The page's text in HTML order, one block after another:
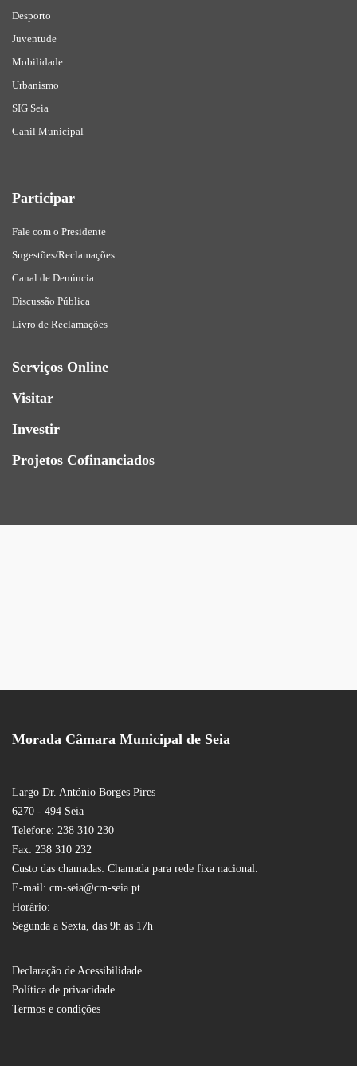
Desporto
Juventude
Mobilidade
Urbanismo
SIG Seia
Canil Municipal
Participar
Fale com o Presidente
Sugestões/Reclamações
Canal de Denúncia
Discussão Pública
Livro de Reclamações
Serviços Online
Visitar
Investir
Projetos Cofinanciados
Morada Câmara Municipal de Seia
Largo Dr. António Borges Pires
6270 - 494 Seia
Telefone: 238 310 230
Fax: 238 310 232
Custo das chamadas: Chamada para rede fixa nacional.
E-mail: cm-seia@cm-seia.pt
Horário:
Segunda a Sexta, das 9h às 17h
Declaração de Acessibilidade
Política de privacidade
Termos e condições